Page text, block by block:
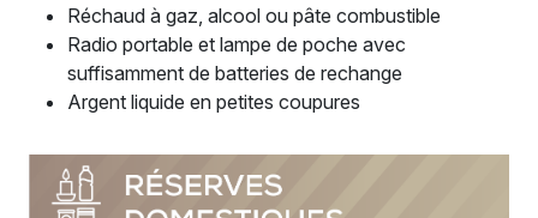
Réchaud à gaz, alcool ou pâte combustible
Radio portable et lampe de poche avec
suffisamment de batteries de rechange
Argent liquide en petites coupures